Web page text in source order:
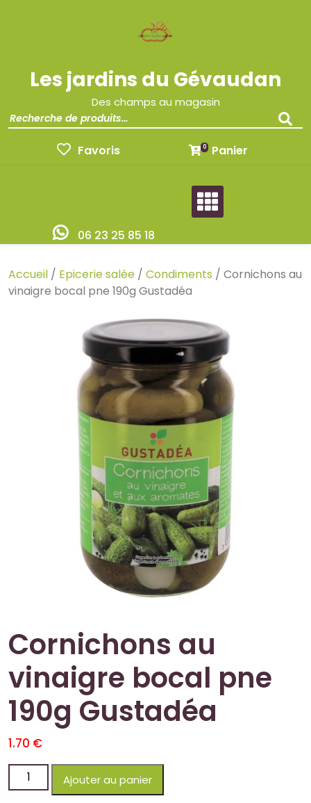
Les jardins du Gévaudan
Des champs au magasin
Favoris 0 Panier
06 23 25 85 18
Accueil / Epicerie salée / Condiments / Cornichons au
vinaigre bocal pne 190g Gustadéa
Cornichons au
vinaigre bocal pne
190g Gustadéa
1.70 €
Ajouter au panier